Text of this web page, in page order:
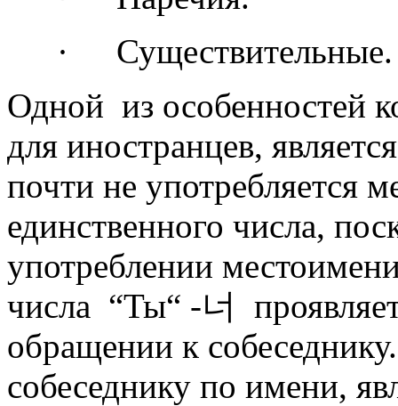
·
Существительные.
Одной из особенностей
для иностран­цев,
почти не употребля­ется
единствен­ного числа,
употребле­нии
числа “Ты“ -너
обращении к
собеседнику по имени,